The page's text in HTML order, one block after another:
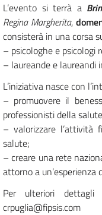
L’evento si terrà a
Regina Margherita,
consisterà in una corsa
– psicologhe e psicologi
– laureande e laureandi
L’iniziativa nasce con
– promuovere il
professionisti della
– valorizzare l’attività
salute;
– creare una rete
attorno a un’esperienza
Per ulteriori
crpuglia@fipsis.com